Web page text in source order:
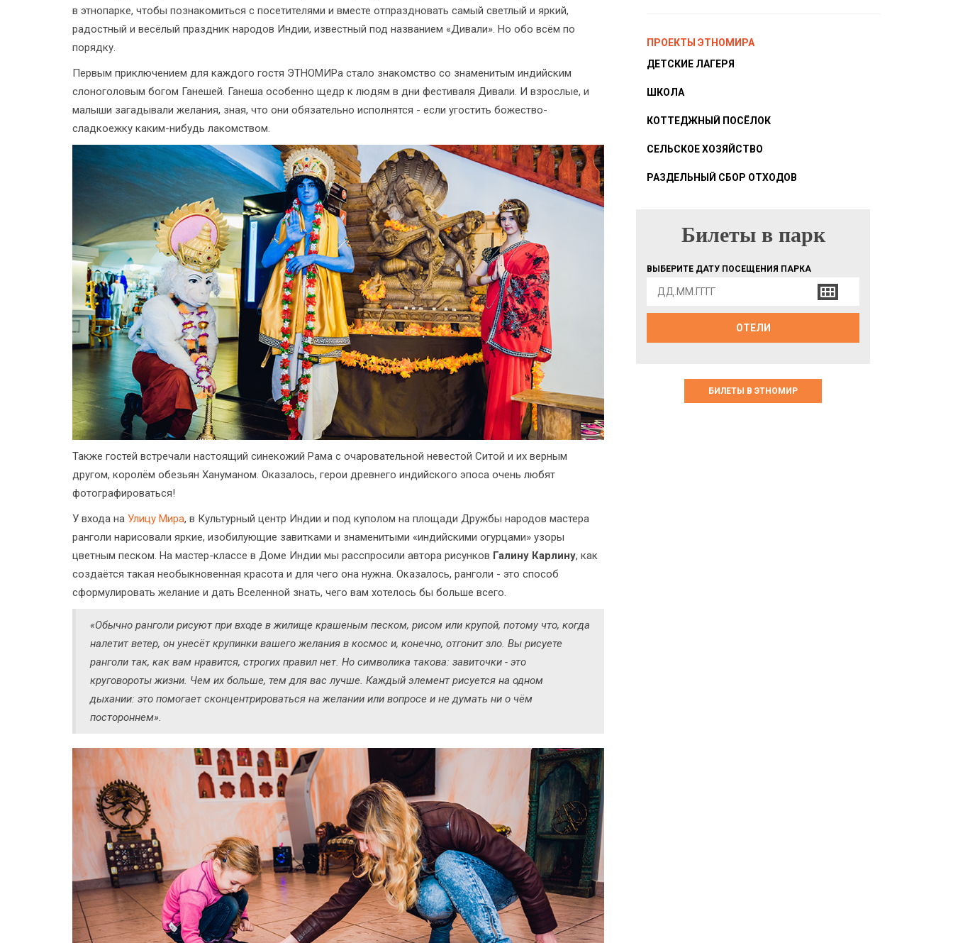
в этнопарке, чтобы познакомиться с посетителями и вместе отпраздновать самый светлый и яркий,
радостный и весёлый праздник народов Индии, известный под названием «Дивали». Но обо всём по
порядку.
Первым приключением для каждого гостя ЭТНОМИРа стало знакомство со знаменитым индийским
слоноголовым богом Ганешей. Ганеша особенно щедр к людям в дни фестиваля Дивали. И взрослые, и
малыши загадывали желания, зная, что они обязательно исполнятся - если угостить божество-
сладкоежку каким-нибудь лакомством.
Также гостей встречали настоящий синекожий Рама с очаровательной невестой Ситой и их верным
другом, королём обезьян Хануманом. Оказалось, герои древнего индийского эпоса очень любят
фотографироваться!
У входа на Улицу Мира, в Культурный центр Индии и под куполом на площади Дружбы народов мастера
ранголи нарисовали яркие, изобилующие завитками и знаменитыми «индийскими огурцами» узоры
цветным песком. На мастер-классе в Доме Индии мы расспросили автора рисунков Галину Карлину, как
создаётся такая необыкновенная красота и для чего она нужна. Оказалось, ранголи - это способ
сформулировать желание и дать Вселенной знать, чего вам хотелось бы больше всего.
«Обычно ранголи рисуют при входе в жилище крашеным песком, рисом или крупой, потому что, когда
налетит ветер, он унесёт крупинки вашего желания в космос и, конечно, отгонит зло. Вы рисуете
ранголи так, как вам нравится, строгих правил нет. Но символика такова: завиточки - это
круговороты жизни. Чем их больше, тем для вас лучше. Каждый элемент рисуется на одном
дыхании: это помогает сконцентрироваться на желании или вопросе и не думать ни о чём
постороннем».
ПРОЕКТЫ ЭТНОМИРА
ДЕТСКИЕ ЛАГЕРЯ
ШКОЛА
КОТТЕДЖНЫЙ ПОСЁЛОК
СЕЛЬСКОЕ ХОЗЯЙСТВО
РАЗДЕЛЬНЫЙ СБОР ОТХОДОВ
БИЛЕТЫ В ПАРК
Билеты в парк
ВЫБЕРИТЕ ДАТУ ПОСЕЩЕНИЯ ПАРКА
ОТЕЛИ
БИЛЕТЫ В ЭТНОМИР